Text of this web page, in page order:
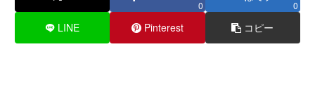
0 0
LINE Pinterest コピー